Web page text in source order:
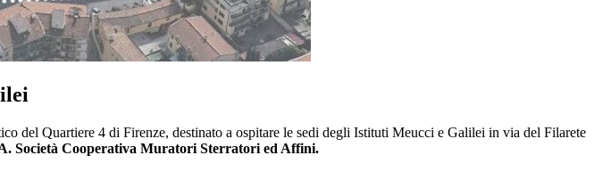
del Quartiere 4 di Firenze, destinato a ospitare le sedi degli Istituti Meucci e Galilei in via del Filarete
Società Cooperativa Muratori Sterratori ed Affini.